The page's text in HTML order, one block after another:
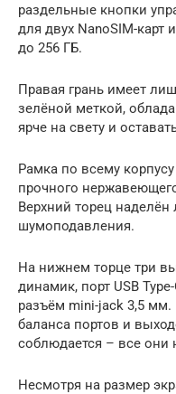
раздельные кнопки
для двух NanoSIM-карт
до 256 ГБ.
Правая грань имеет
зелёной меткой,
ярче на свету и
Рамка по всему
прочного
Верхний торец
шумоподавления.
На нижнем торце три
динамик, порт USB
разъём mini-jack 3,5 мм.
баланса портов и
соблюдается – все они
Несмотря на размер